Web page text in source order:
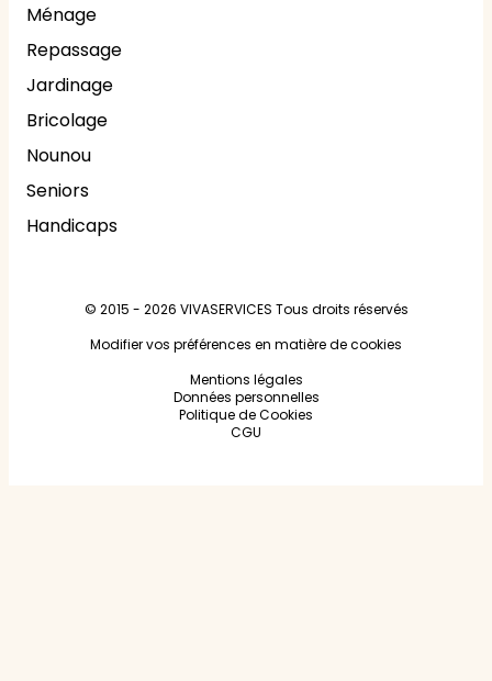
Ménage
Repassage
Jardinage
Bricolage
Nounou
Seniors
Handicaps
© 2015 - 2026 VIVASERVICES Tous droits réservés
Modifier vos préférences en matière de cookies
Mentions légales
Données personnelles
Politique de Cookies
CGU